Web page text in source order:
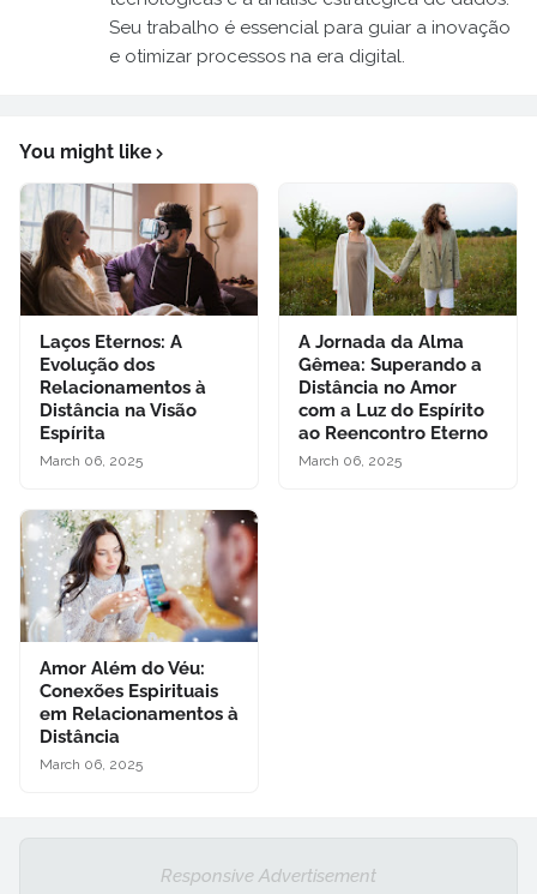
Seu trabalho é essencial para guiar a inovação
e otimizar processos na era digital.
You might like
Laços Eternos: A
Evolução dos
Relacionamentos à
Distância na Visão
Espírita
March 06, 2025
A Jornada da Alma
Gêmea: Superando a
Distância no Amor
com a Luz do Espírito
ao Reencontro Eterno
March 06, 2025
Amor Além do Véu:
Conexões Espirituais
em Relacionamentos à
Distância
March 06, 2025
Responsive Advertisement